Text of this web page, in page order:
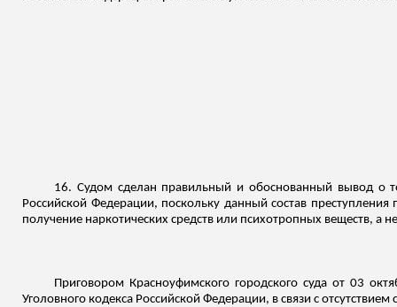
16. Судом сделан правильный и обоснованный вывод о
Российской Федерации, поскольку данный состав
получение наркотических средств или психотропных веществ, а
Приговором Красноуфимского городского суда от 03
Уголовного кодекса Российской Федерации, в связи с отсутствием